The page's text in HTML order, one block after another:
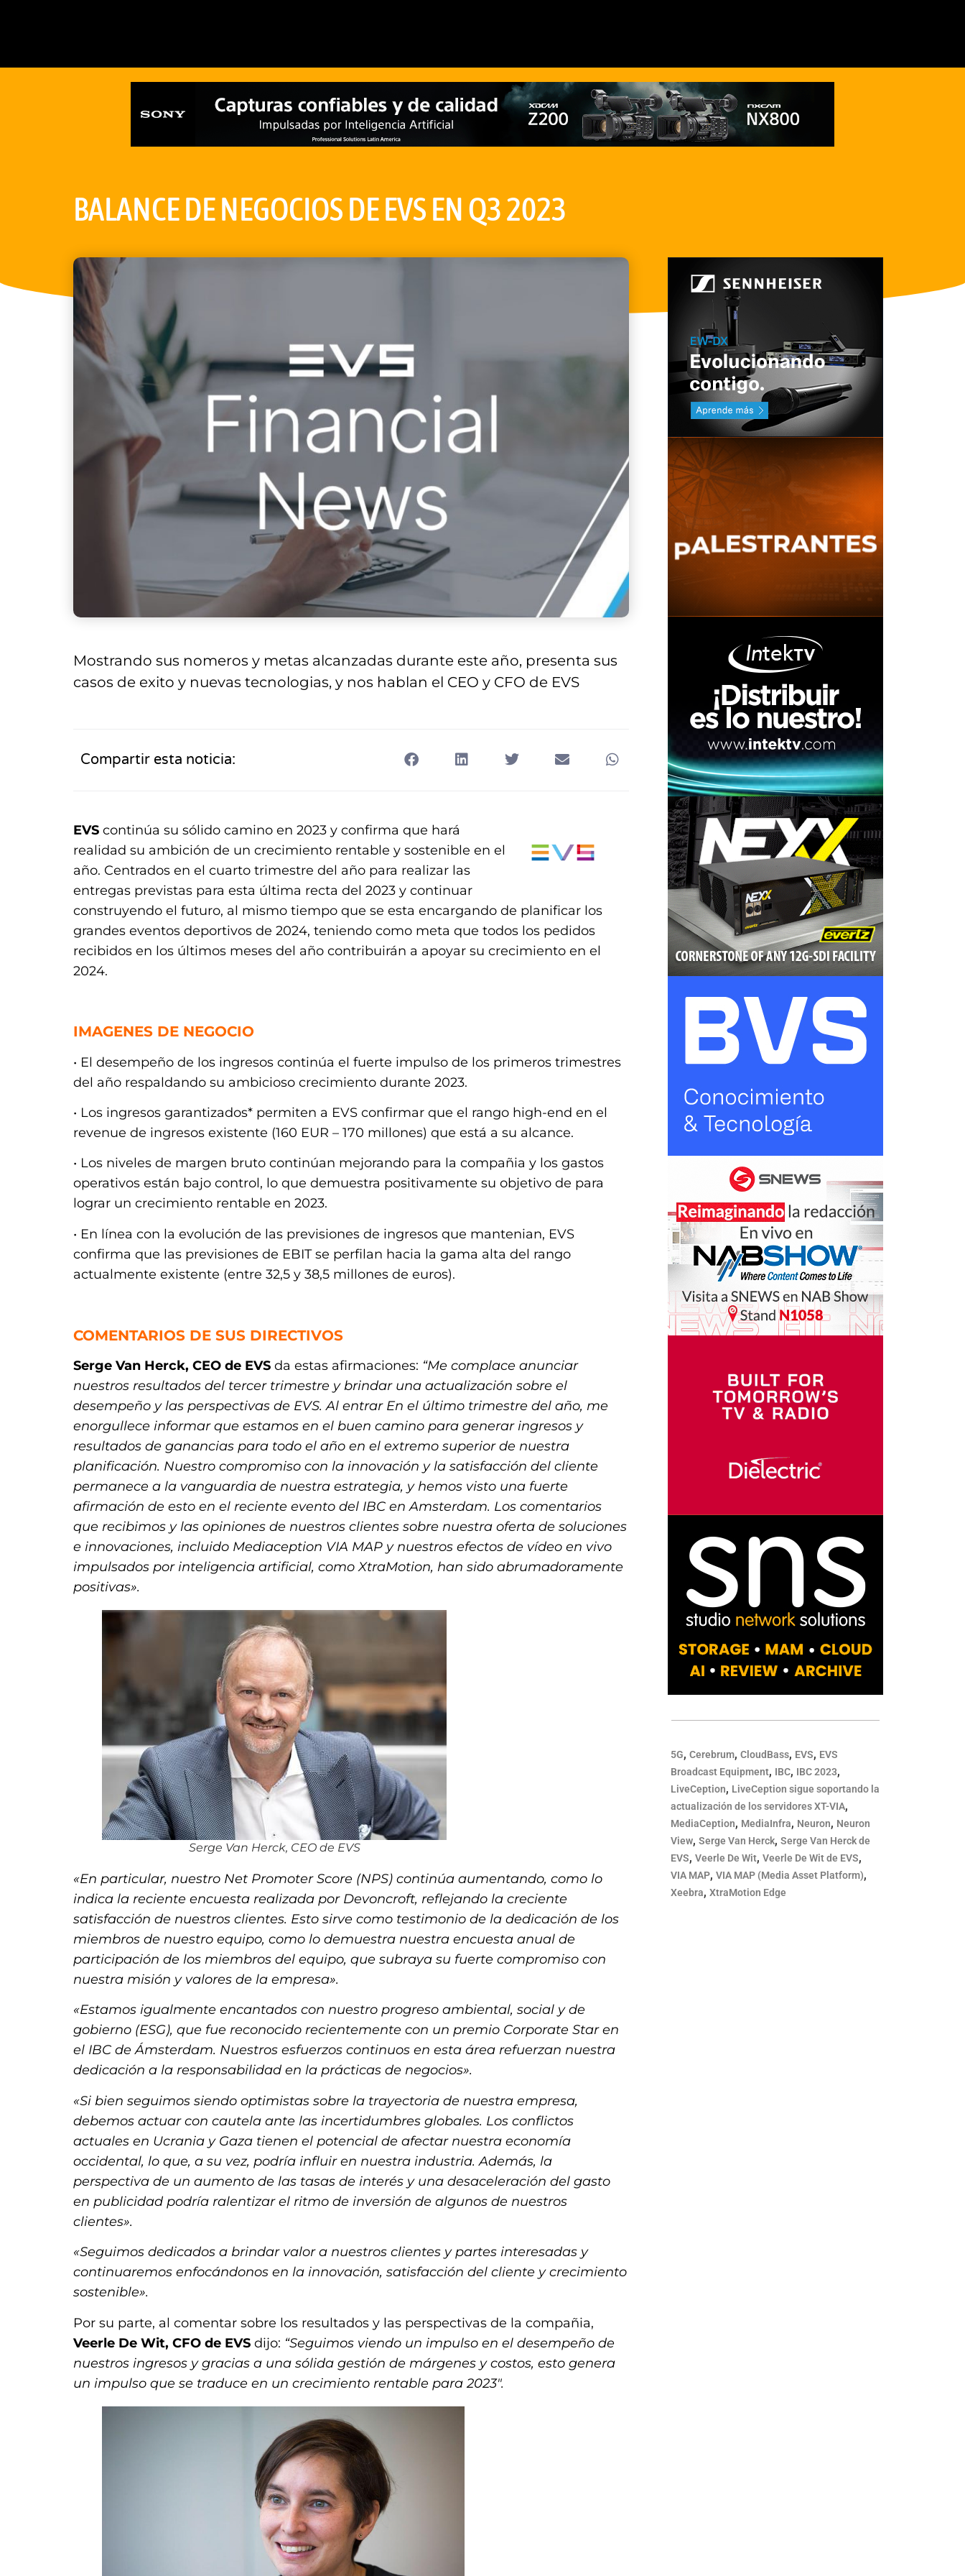
BALANCE DE NEGOCIOS DE EVS EN Q3 2023
Mostrando sus nomeros y metas alcanzadas durante este año, presenta sus
casos de exito y nuevas tecnologias, y nos hablan el CEO y CFO de EVS
Compartir esta noticia:
EVS continúa su sólido camino en 2023 y confirma que hará
realidad su ambición de un crecimiento rentable y sostenible en el
año. Centrados en el cuarto trimestre del año para realizar las
entregas previstas para esta última recta del 2023 y continuar
construyendo el futuro, al mismo tiempo que se esta encargando de planificar los
grandes eventos deportivos de 2024, teniendo como meta que todos los pedidos
recibidos en los últimos meses del año contribuirán a apoyar su crecimiento en el
2024.
IMAGENES DE NEGOCIO
• El desempeño de los ingresos continúa el fuerte impulso de los primeros trimestres
del año respaldando su ambicioso crecimiento durante 2023.
• Los ingresos garantizados* permiten a EVS confirmar que el rango high-end en el
revenue de ingresos existente (160 EUR – 170 millones) que está a su alcance.
• Los niveles de margen bruto continúan mejorando para la compañia y los gastos
operativos están bajo control, lo que demuestra positivamente su objetivo de para
lograr un crecimiento rentable en 2023.
• En línea con la evolución de las previsiones de ingresos que mantenian, EVS
confirma que las previsiones de EBIT se perfilan hacia la gama alta del rango
actualmente existente (entre 32,5 y 38,5 millones de euros).
COMENTARIOS DE SUS DIRECTIVOS
Serge Van Herck, CEO de EVS da estas afirmaciones: “Me complace anunciar
nuestros resultados del tercer trimestre y brindar una actualización sobre el
desempeño y las perspectivas de EVS. Al entrar En el último trimestre del año, me
enorgullece informar que estamos en el buen camino para generar ingresos y
resultados de ganancias para todo el año en el extremo superior de nuestra
planificación. Nuestro compromiso con la innovación y la satisfacción del cliente
permanece a la vanguardia de nuestra estrategia, y hemos visto una fuerte
afirmación de esto en el reciente evento del IBC en Amsterdam. Los comentarios
que recibimos y las opiniones de nuestros clientes sobre nuestra oferta de soluciones
e innovaciones, incluido Mediaception VIA MAP y nuestros efectos de vídeo en vivo
impulsados por inteligencia artificial, como XtraMotion, han sido abrumadoramente
positivas».
Serge Van Herck, CEO de EVS
«En particular, nuestro Net Promoter Score (NPS) continúa aumentando, como lo
indica la reciente encuesta realizada por Devoncroft, reflejando la creciente
satisfacción de nuestros clientes. Esto sirve como testimonio de la dedicación de los
miembros de nuestro equipo, como lo demuestra nuestra encuesta anual de
participación de los miembros del equipo, que subraya su fuerte compromiso con
nuestra misión y valores de la empresa».
«Estamos igualmente encantados con nuestro progreso ambiental, social y de
gobierno (ESG), que fue reconocido recientemente con un premio Corporate Star en
el IBC de Ámsterdam. Nuestros esfuerzos continuos en esta área refuerzan nuestra
dedicación a la responsabilidad en la prácticas de negocios».
«Si bien seguimos siendo optimistas sobre la trayectoria de nuestra empresa,
debemos actuar con cautela ante las incertidumbres globales. Los conflictos
actuales en Ucrania y Gaza tienen el potencial de afectar nuestra economía
occidental, lo que, a su vez, podría influir en nuestra industria. Además, la
perspectiva de un aumento de las tasas de interés y una desaceleración del gasto
en publicidad podría ralentizar el ritmo de inversión de algunos de nuestros
clientes».
«Seguimos dedicados a brindar valor a nuestros clientes y partes interesadas y
continuaremos enfocándonos en la innovación, satisfacción del cliente y crecimiento
sostenible».
Por su parte, al comentar sobre los resultados y las perspectivas de la compañia,
Veerle De Wit, CFO de EVS dijo: “Seguimos viendo un impulso en el desempeño de
nuestros ingresos y gracias a una sólida gestión de márgenes y costos, esto genera
un impulso que se traduce en un crecimiento rentable para 2023″.
5G,Cerebrum,CloudBass, EVS, EVS
Broadcast Equipment, IBC, IBC 2023,
LiveCeption, LiveCeption sigue soportando la
actualización de los servidores XT-VIA,
MediaCeption, MediaInfra, Neuron, Neuron
View,Serge Van Herck,Serge Van Herck de
EVS,Veerle De Wit,Veerle De Wit de EVS,
VIA MAP,VIA MAP (Media Asset Platform),
Xeebra,XtraMotion Edge